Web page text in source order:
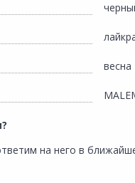
оформление
весна
на него в